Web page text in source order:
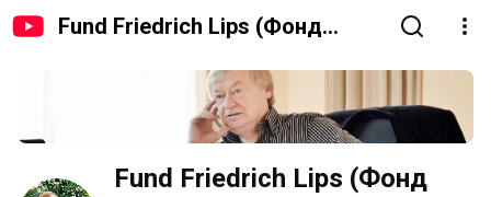
Fund Friedrich Lips (Фонд
Fund Friedrich Lips (Фонд